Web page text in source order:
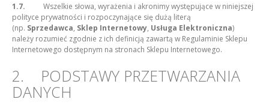
1.7. Wszelkie słowa, wyrażenia i akronimy występujące w niniejszej
polityce prywatności i rozpoczynające się dużą literą
(np. Sprzedawca, Sklep Internetowy, Usługa Elektroniczna)
należy rozumieć zgodnie z ich definicją zawartą w Regulaminie Sklepu
Internetowego dostępnym na stronach Sklepu Internetowego.
2. PODSTAWY PRZETWARZANIA
DANYCH